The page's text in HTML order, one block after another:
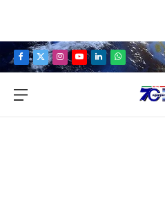
Facebook
X
Instagram
YouTubeLinkedInWhatsApp